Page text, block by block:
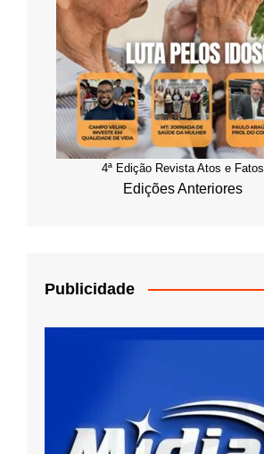
4ª Edição Revista Atos e Fatos
Edições Anteriores
Publicidade